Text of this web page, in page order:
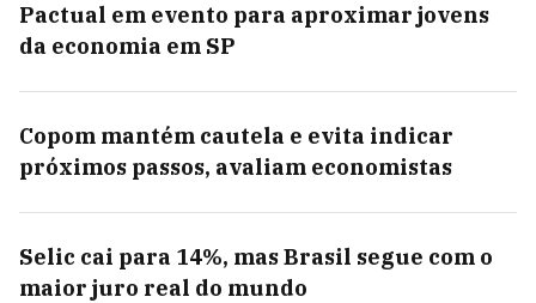
Pactual em evento para aproximar jovens
da economia em SP
Copom mantém cautela e evita indicar
próximos passos, avaliam economistas
Selic cai para 14%, mas Brasil segue com o
maior juro real do mundo